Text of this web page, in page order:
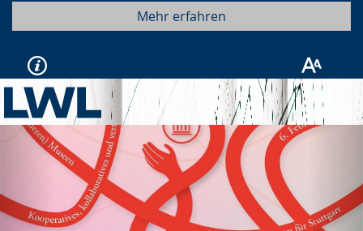
Mehr erfahren
Vorherige